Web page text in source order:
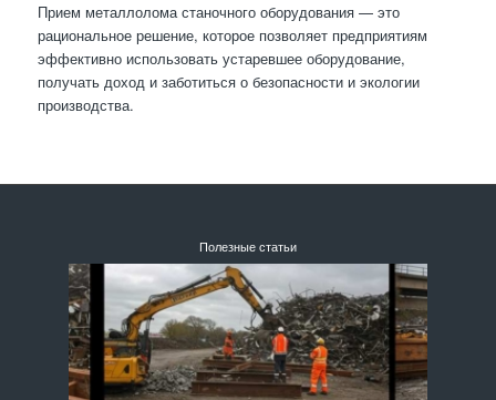
Прием металлолома станочного оборудования — это
рациональное решение, которое позволяет предприятиям
эффективно использовать устаревшее оборудование,
получать доход и заботиться о безопасности и экологии
производства.
Полезные статьи